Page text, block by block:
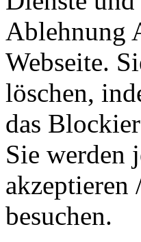
Ablehnung
Webseite.
löschen,
das
Sie werden
akzeptieren
besuchen.